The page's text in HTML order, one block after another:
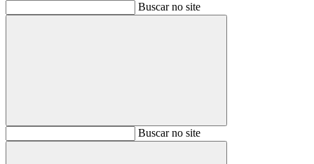
Buscar no site
BuscarBuscar no site